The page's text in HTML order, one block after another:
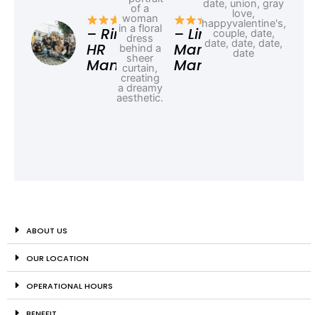
– Rina,
HR
Manager
– Linda,
Marketing
Manager
ABOUT US
OUR LOCATION
OPERATIONAL HOURS